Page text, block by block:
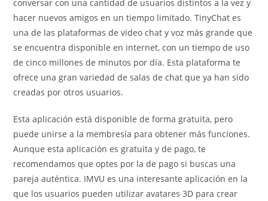
conversar con una cantidad de usuarios distintos a la vez y
hacer nuevos amigos en un tiempo limitado. TinyChat es
una de las plataformas de video chat y voz más grande que
se encuentra disponible en internet, con un tiempo de uso
de cinco millones de minutos por día. Esta plataforma te
ofrece una gran variedad de salas de chat que ya han sido
creadas por otros usuarios.
Esta aplicación está disponible de forma gratuita, pero
puede unirse a la membresía para obtener más funciones.
Aunque esta aplicación es gratuita y de pago, te
recomendamos que optes por la de pago si buscas una
pareja auténtica. IMVU es una interesante aplicación en la
que los usuarios pueden utilizar avatares 3D para crear